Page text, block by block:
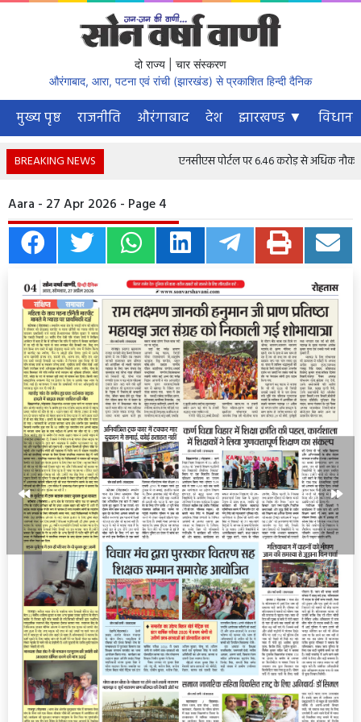
दो राज्य | चार संस्करण
औरंगाबाद, आरा, पटना एवं रांची (झारखंड) से प्रकाशित हिन्दी दैनिक
मुख्य पृष्ठ राजनीति औरंगाबाद देश झारखण्ड ▼
BREAKING NEWS एनसीएस पोर्टल पर 6.46 करोड़ से अधिक नौकरी
Aara - 27 Apr 2026 - Page 4